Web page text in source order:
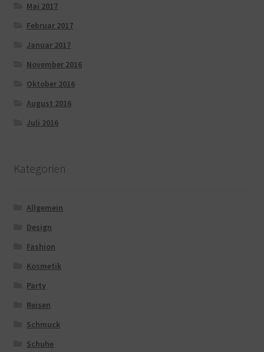
Mai 2017
Februar 2017
Januar 2017
November 2016
Oktober 2016
August 2016
Juli 2016
Kategorien
Allgemein
Design
Fashion
Kosmetik
Party
Reisen
Schmuck
Schuhe